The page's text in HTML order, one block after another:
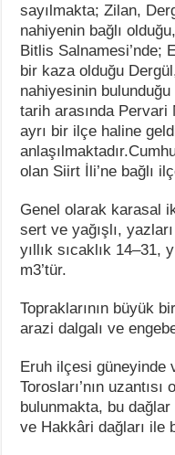
sayılmakta; Zilan,
nahiyenin bağlı
Bitlis Salnamesi’nde;
bir kaza olduğu
nahiyesinin
tarih arasında Pervari
ayrı bir ilçe haline
olan Siirt İli’ne bağlı
Genel olarak karasal
sert ve yağışlı,
yıllık sıcaklık 14–31,
m3’tür.
Topraklarının büyük
arazi dalgalı ve
Eruh ilçesi güneyinde
Torosları’nın
bulunmakta, bu
ve Hakkâri dağları ile